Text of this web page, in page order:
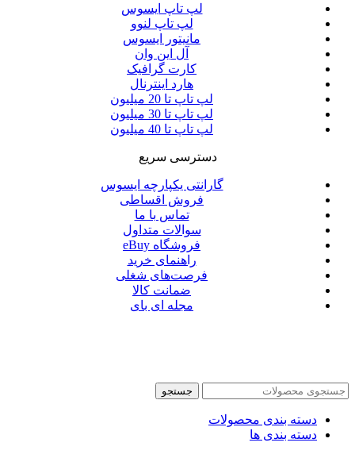
لپ تاپ ایسوس
لپ تاپ لنوو
مانیتور ایسوس
آل این وان
کارت گرافیک
هارد اینترنال
لپ تاپ تا 20 میلیون
لپ تاپ تا 30 میلیون
لپ تاپ تا 40 میلیون
دسترسی سریع
گارانتی یکپارچه ایسوس
فروش اقساطی
تماس با ما
سوالات متداول
فروشگاه eBuy
راهنمای خرید
فرصت‌های شغلی
ضمانت کالا
مجله ای بای
جستجو
دسته بندی محصولات
دسته بندی ها